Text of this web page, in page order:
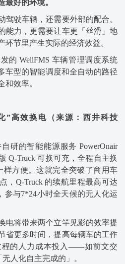
最好的环境。
驾驶车辆，还需要外部的配合。
能力，更需要让车更「丝滑」地
节里产生实际的经济效益。
的 WellFMS 车辆管理调度系统
车型的智能调度和全自动的路径
和效率。
”高效换电（来源：西井科技
研的智能能源服务 PowerOnair
Q-Truck 可换可充，全程自主换
样方便。这就完全突破了商用车
，Q-Truck 的续航里程最高可达
参与7*24小时全天候的无人化运
电将带来两个立竿见影的效率提
省更多时间，提高每辆车的工作
程的人力成本投入——如前文交
人化自主完成的」。